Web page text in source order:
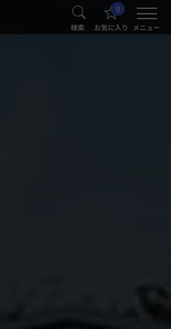
検索
0
お気に入り メニュー
®